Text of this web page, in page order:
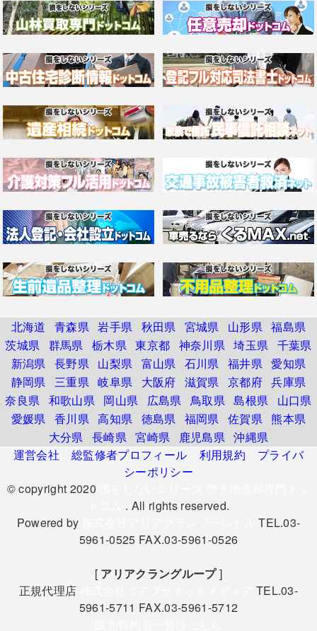
北海道 青森県 岩手県 秋田県 宮城県 山形県 福島県
茨城県 群馬県 栃木県 東京都 神奈川県 埼玉県 千葉県
新潟県 長野県 山梨県 富山県 石川県 福井県 愛知県
静岡県 三重県 岐阜県 大阪府 滋賀県 京都府 兵庫県
奈良県 和歌山県 岡山県 広島県 鳥取県 島根県
山口県
愛媛県 香川県 高知県 徳島県 福岡県 佐賀県 熊本県
大分県 長崎県 宮崎県 鹿児島県 沖縄県
運営会社
総監修者プロフィール 利用規約
プライバ
シーポリシー
© copyright 2020
. All rights reserved.
Powered by
TEL.03-
5961-0525 FAX.03-5961-0526
[ アリアクラングループ]
正規代理店
TEL.03-
5961-5711 FAX.03-5961-5712